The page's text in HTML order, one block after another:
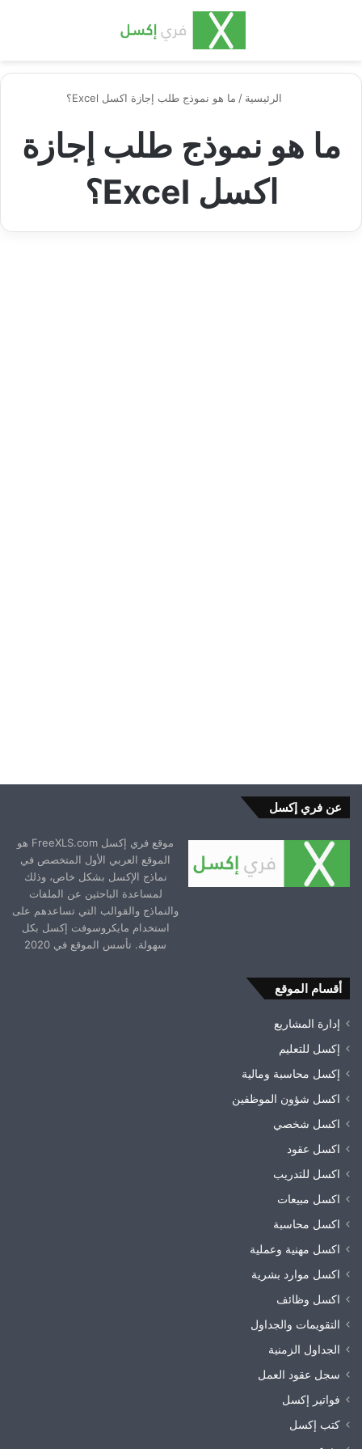
الرئيسية / ما هو نموذج طلب إجازة اكسل Excel؟
ما هو نموذج طلب إجازة
اكسل Excel؟
عن فري إكسل
موقع فري إكسل FreeXLS.com هو
الموقع العربي الأول المتخصص في
نماذج الإكسل بشكل خاص، وذلك
لمساعدة الباحثين عن الملفات
والنماذج والقوالب التي تساعدهم على
استخدام مايكروسوفت إكسل بكل
سهولة. تأسس الموقع في 2020
أقسام الموقع
إدارة المشاريع
إكسل للتعليم
إكسل محاسبة ومالية
اكسل شؤون الموظفين
اكسل شخصي
اكسل عقود
اكسل للتدريب
اكسل مبيعات
اكسل محاسبة
اكسل مهنية وعملية
اكسل موارد بشرية
اكسل وظائف
التقويمات والجداول
الجداول الزمنية
سجل عقود العمل
فواتير إكسل
كتب إكسل